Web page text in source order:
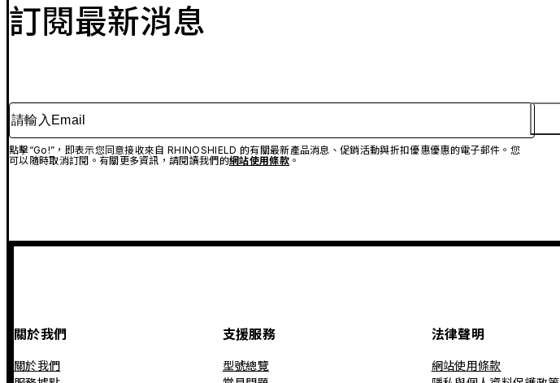
訂閱最新消息
請輸入Email
點擊“Go!”，即表示您同意接收來自 RHINOSHIELD 的有關最新產品消息、促銷活動與折扣優惠優惠的電子郵件。您
可以隨時取消訂閱。有關更多資訊，請閱讀我們的網站使用條款。
關於我們
關於我們
支援服務
型號總覽
法律聲明
網站使用條款